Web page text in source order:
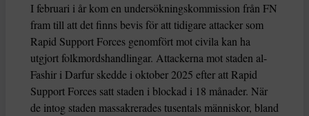
I februari i år kom en undersökningskommission från FN
fram till att det finns bevis för att tidigare attacker som
Rapid Support Forces genomfört mot civila kan ha
utgjort folkmordshandlingar. Attackerna mot staden al-
Fashir i Darfur skedde i oktober 2025 efter att Rapid
Support Forces satt staden i blockad i 18 månader. När
de intog staden massakrerades tusentals människor, bland